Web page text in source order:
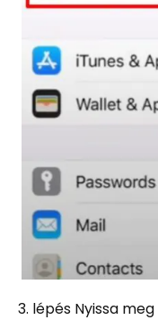
3. lépés Nyissa meg